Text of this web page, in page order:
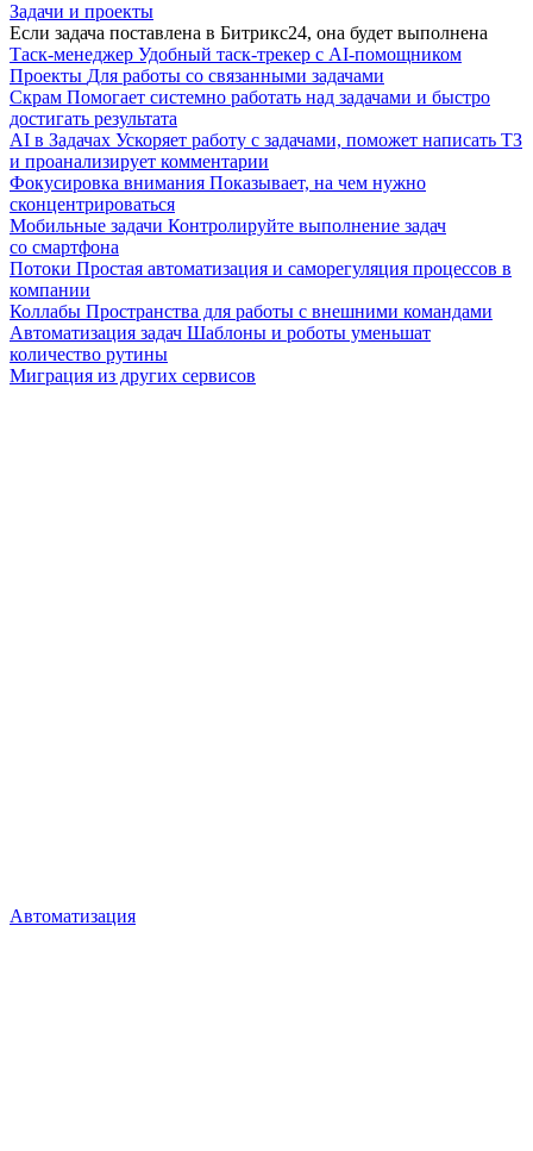
Задачи и проекты
Если задача поставлена в Битрикс24, она будет выполнена
Таск-менеджер Удобный таск-трекер с AI-помощником
Проекты Для работы со связанными задачами
Скрам Помогает системно работать над задачами и быстро
достигать результата
AI в Задачах Ускоряет работу с задачами, поможет написать ТЗ
и проанализирует комментарии
Фокусировка внимания Показывает, на чем нужно
сконцентрироваться
Мобильные задачи Контролируйте выполнение задач
со смартфона
Потоки Простая автоматизация и саморегуляция процессов в
компании
Коллабы Пространства для работы с внешними командами
Автоматизация задач Шаблоны и роботы уменьшат
количество рутины
Миграция из других сервисов
Автоматизация